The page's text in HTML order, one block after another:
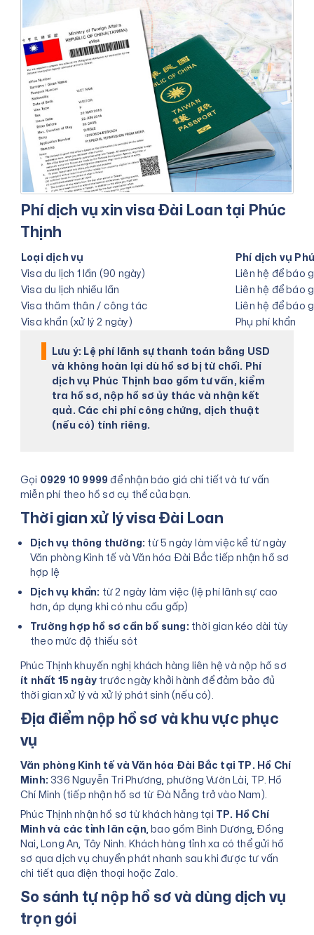
Phí dịch vụ xin visa Đài Loan tại Phúc
Thịnh
Loại dịch vụ
Phí dịch vụ
Visa du lịch 1 lần (90 ngày)
Liên hệ để báo
Visa du lịch nhiều lần
Liên hệ để báo
Visa thăm thân / công tác
Liên hệ để báo
Visa khẩn (xử lý 2 ngày)
Phụ phí khẩn
Lưu ý: Lệ phí lãnh sự thanh toán bằng USD
và không hoàn lại dù hồ sơ bị từ chối. Phí
dịch vụ Phúc Thịnh bao gồm tư vấn, kiểm
tra hồ sơ, nộp hồ sơ ủy thác và nhận kết
quả. Các chi phí công chứng, dịch thuật
(nếu có) tính riêng.
Gọi 0929 10 9999để nhận báo giá chi tiết và tư vấn
miễn phí theo hồ sơ cụ thể của bạn.
Thời gian xử lý visa Đài Loan
Dịch vụ thông thường: từ 5 ngày làm việc kể từ ngày
Văn phòng Kinh tế và Văn hóa Đài Bắc tiếp nhận hồ sơ
hợp lệ
Dịch vụ khẩn: từ 2 ngày làm việc (lệ phí lãnh sự cao
hơn, áp dụng khi có nhu cầu gấp)
Trường hợp hồ sơ cần bổ sung: thời gian kéo dài tùy
theo mức độ thiếu sót
Phúc Thịnh khuyến nghị khách hàng liên hệ và nộp hồ sơ
ít nhất 15 ngàytrước ngày khởi hành để đảm bảo đủ
thời gian xử lý và xử lý phát sinh (nếu có).
Địa điểm nộp hồ sơ và khu vực phục
vụ
Văn phòng Kinh tế và Văn hóa Đài Bắc tại TP. Hồ Chí
Minh: 336 Nguyễn Tri Phương, phường Vườn Lài, TP. Hồ
Chí Minh (tiếp nhận hồ sơ từ Đà Nẵng trở vào Nam).
Phúc Thịnh nhận hồ sơ từ khách hàng tại TP. Hồ Chí
Minh và các tỉnh lân cận, bao gồm Bình Dương, Đồng
Nai, Long An, Tây Ninh. Khách hàng tỉnh xa có thể gửi hồ
sơ qua dịch vụ chuyển phát nhanh sau khi được tư vấn
chi tiết qua điện thoại hoặc Zalo.
So sánh tự nộp hồ sơ và dùng dịch vụ
trọn gói